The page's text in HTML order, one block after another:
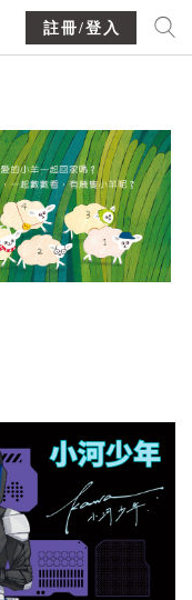
註冊/登入